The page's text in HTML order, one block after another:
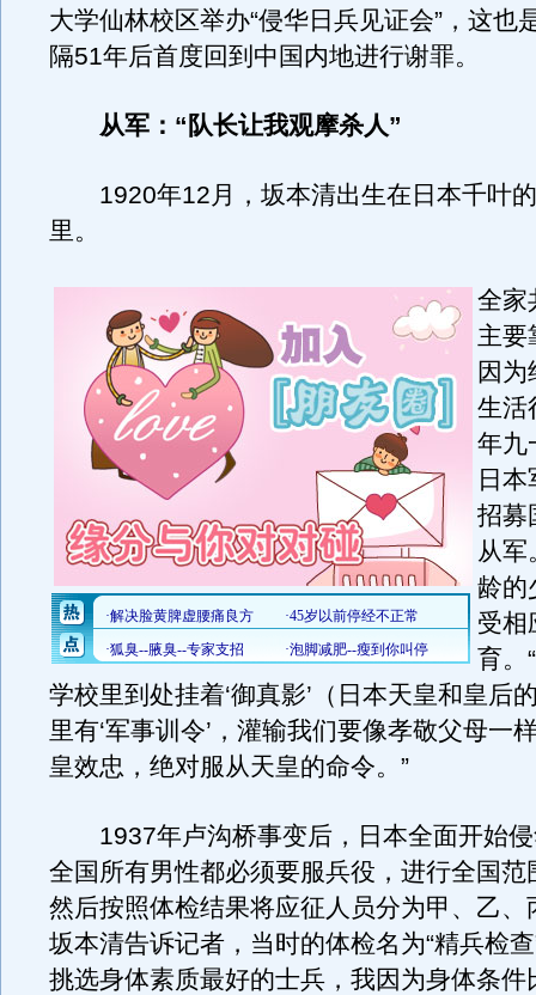
大学仙林校区举办“侵华日兵见证会”，这也
隔51年后首度回到中国内地进行谢罪。
从军：“队长让我观摩杀人”
1920年12月，坂本清出生在日本千叶
里。
全家
主要
因
生活
年九
日
招募
从军
龄的
受相
育。
学校里到处挂着‘御真影’（日本天皇和皇后
里有‘军事训令’，灌输我们要像孝敬父母一
皇效忠，绝对服从天皇的命令。”
1937年卢沟桥事变后，日本全面开始侵
全国所有男性都必须要服兵役，进行全国范
然后按照体检结果将应征人员分为甲、乙、
坂本清告诉记者，当时的体检名为“精兵检
挑选身体素质最好的士兵，我因为身体条件